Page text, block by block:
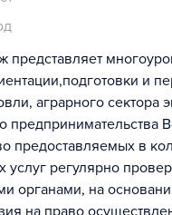
представляет
и
аграрного сектора
предпринимательства
предоставляемых в
услуг регулярно
органами, на
на право